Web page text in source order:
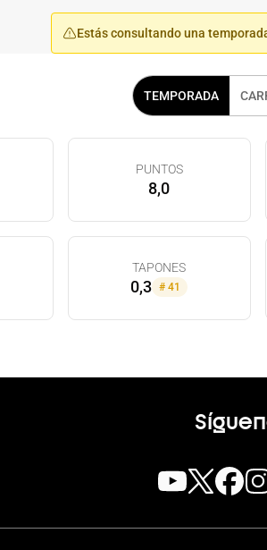
Estás consultando una
TEMPORADA
PUNTOS
8,0
TAPONES
0,3 #41